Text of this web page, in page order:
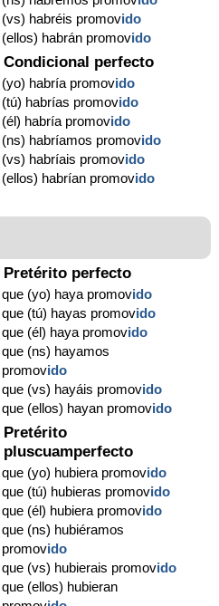
(vs) habréis promovido
(ellos) habrán promovido
Condicional perfecto
(yo) habría promovido
(tú) habrías promovido
(él) habría promovido
(ns) habríamos promovido
(vs) habríais promovido
(ellos) habrían promovido
Pretérito perfecto
que (yo) haya promovido
que (tú) hayas promovido
que (él) haya promovido
que (ns) hayamos
promovido
que (vs) hayáis promovido
que (ellos) hayan promovido
Pretérito
pluscuamperfecto
que (yo) hubiera promovido
que (tú) hubieras promovido
que (él) hubiera promovido
que (ns) hubiéramos
promovido
que (vs) hubierais promovido
que (ellos) hubieran